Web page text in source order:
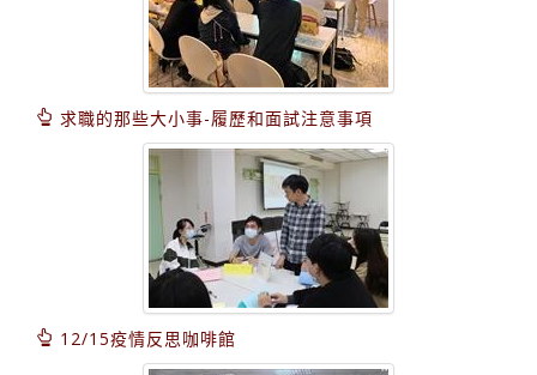
求職的那些大小事-履歷和面試注意事項
12/15疫情反思咖啡館